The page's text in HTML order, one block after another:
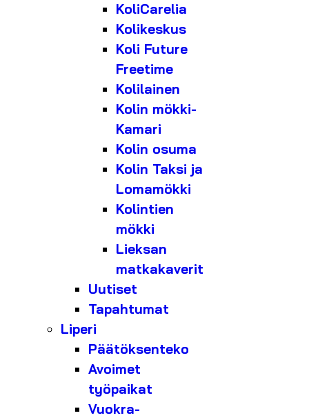
KoliCarelia
Kolikeskus
Koli Future
Freetime
Kolilainen
Kolin mökki-
Kamari
Kolin osuma
Kolin Taksi ja
Lomamökki
Kolintien
mökki
Lieksan
matkakaverit
Uutiset
Tapahtumat
Liperi
Päätöksenteko
Avoimet
työpaikat
Vuokra-